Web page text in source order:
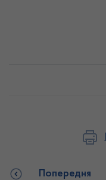
Попередня